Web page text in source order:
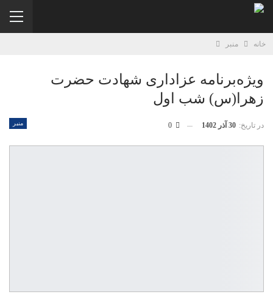
خانه منبر
ویژه‌برنامه عزاداری شهادت حضرت
زهرا(س) شب اول
منبر در تاریخ: 30 آذر 1402